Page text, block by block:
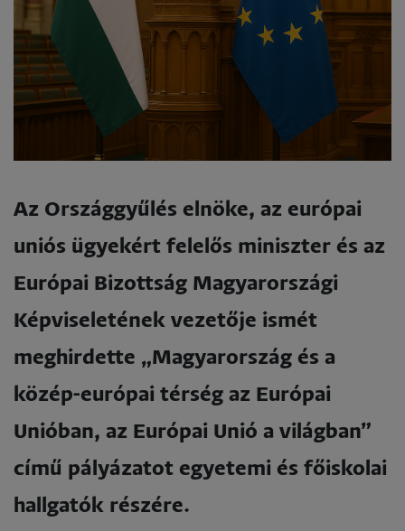
Az Országgyűlés elnöke, az európai
uniós ügyekért felelős miniszter és az
Európai Bizottság Magyarországi
Képviseletének vezetője ismét
meghirdette „Magyarország és a
közép-európai térség az Európai
Unióban, az Európai Unió a világban”
című pályázatot egyetemi és főiskolai
hallgatók részére.